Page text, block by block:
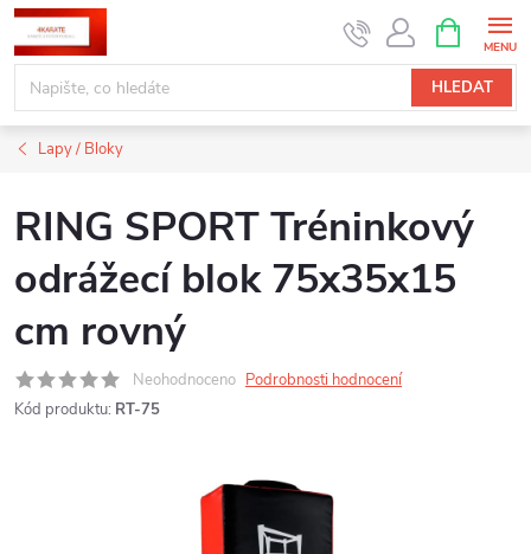
Přejít
na
obsah
HLEDAT
NÁKUPNÍ
KOŠÍK
Lapy / Bloky
RING SPORT Tréninkový
odrážecí blok 75x35x15
cm rovný
Neohodnoceno Podrobnosti hodnocení
Kód produktu: RT-75